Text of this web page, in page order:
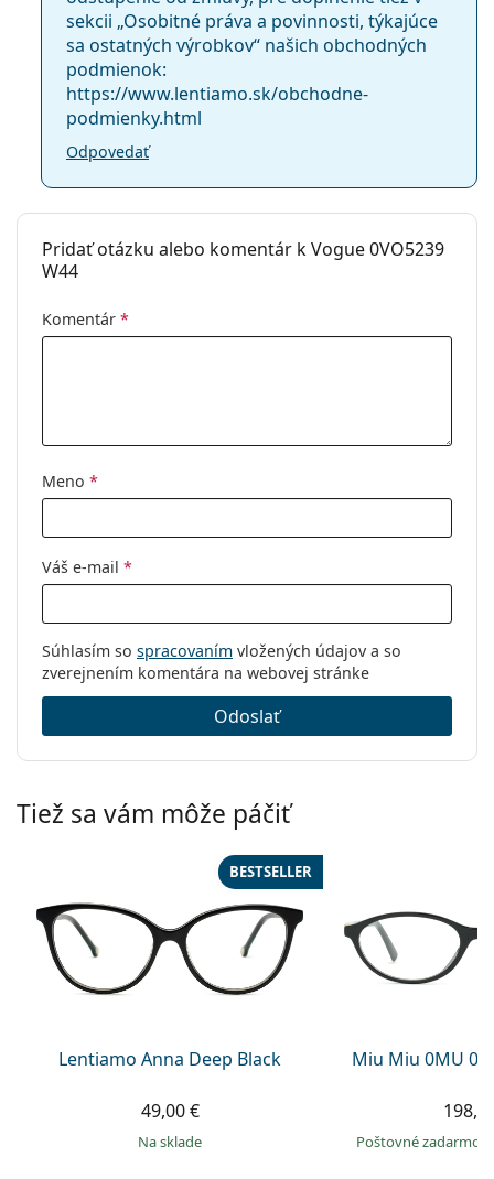
sekcii „Osobitné práva a povinnosti, týkajúce
sa ostatných výrobkov“ našich obchodných
podmienok:
https://www.lentiamo.sk/obchodne-
podmienky.html
Odpovedať
Pridať otázku alebo komentár k Vogue 0VO5239
W44
Komentár *
Meno *
Váš e-mail *
Súhlasím so spracovaním vložených údajov a so
zverejnením komentára na webovej stránke
Odoslať
Tiež sa vám môže páčiť
Lentiamo Anna Deep Black
BESTSELLER
49,00 €
na sklade
Miu Miu 0MU
Poštovné zadarmo